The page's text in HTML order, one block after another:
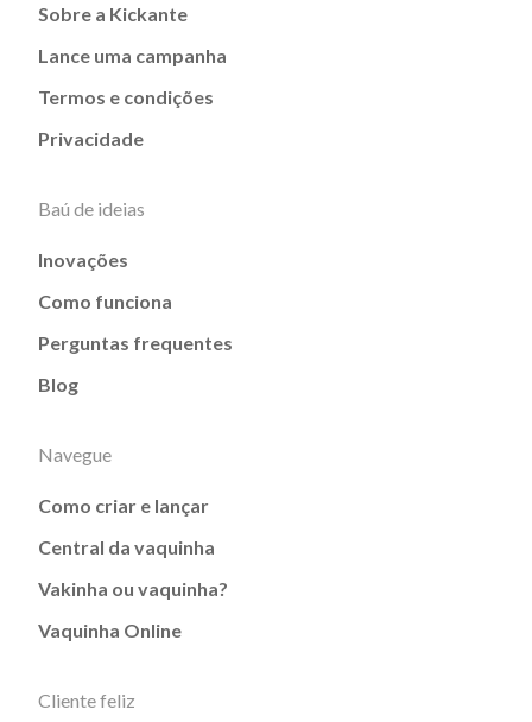
Sobre a Kickante
Lance uma campanha
Termos e condições
Privacidade
Baú de ideias
Inovações
Como funciona
Perguntas frequentes
Blog
Navegue
Como criar e lançar
Central da vaquinha
Vakinha ou vaquinha?
Vaquinha Online
Cliente feliz